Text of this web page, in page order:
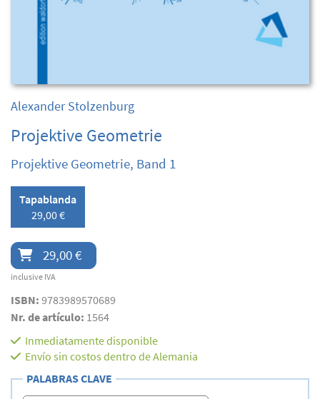
Alexander Stolzenburg
Projektive Geometrie
Projektive Geometrie, Band 1
Tapablanda
29,00 €
29,00 €
inclusive IVA
ISBN: 9783989570689
Nr. de artículo: 1564
Inmediatamente disponible
Envío sin costos dentro de Alemania
PALABRAS CLAVE